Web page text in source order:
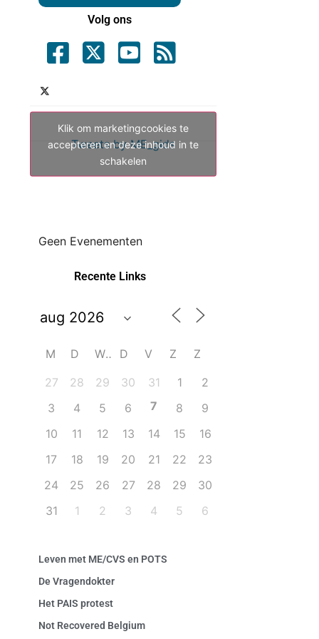
Volg ons
Tweets by ME_gids
Klik om marketingcookies te
accepteren en deze inhoud in te
schakelen
Geen Evenementen
Recente Links
M D W D V Z
Z
27
28 29 30 31 1
2
3
4 5 6 7 8
9
10
11 12 13 14 15
16
17
18 19 20 21 22
23
24
25 26 27 28 29
30
31
1 2 3 4 5 6
Leven met ME/CVS en POTS
De Vragendokter
Het PAIS protest
Not Recovered Belgium